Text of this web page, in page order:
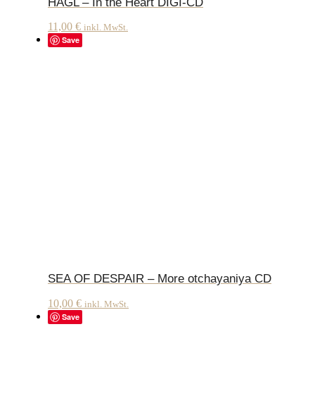
11,00 € inkl. MwSt.
Save
SEA OF DESPAIR – More otchayaniya CD
10,00 € inkl. MwSt.
Save